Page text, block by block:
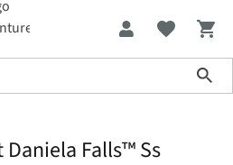
Daniela Falls™ Ss